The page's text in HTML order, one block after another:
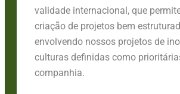
validade internacional, que
criação de projetos bem
envolvendo nossos projetos de
culturas definidas como
companhia.